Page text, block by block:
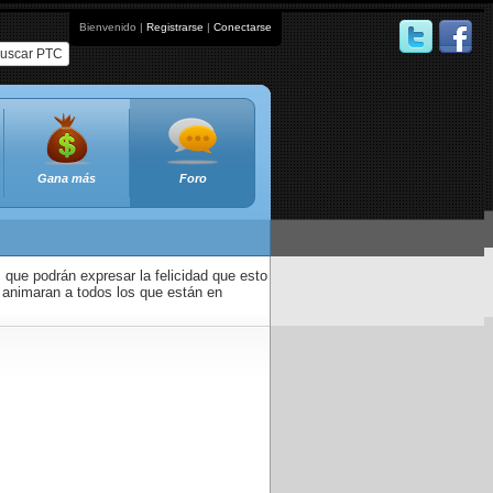
Bienvenido | Registrarse | Conectarse
PTC
Gana más Foro
que podrán expresar la felicidad que esto
a todos los que están en